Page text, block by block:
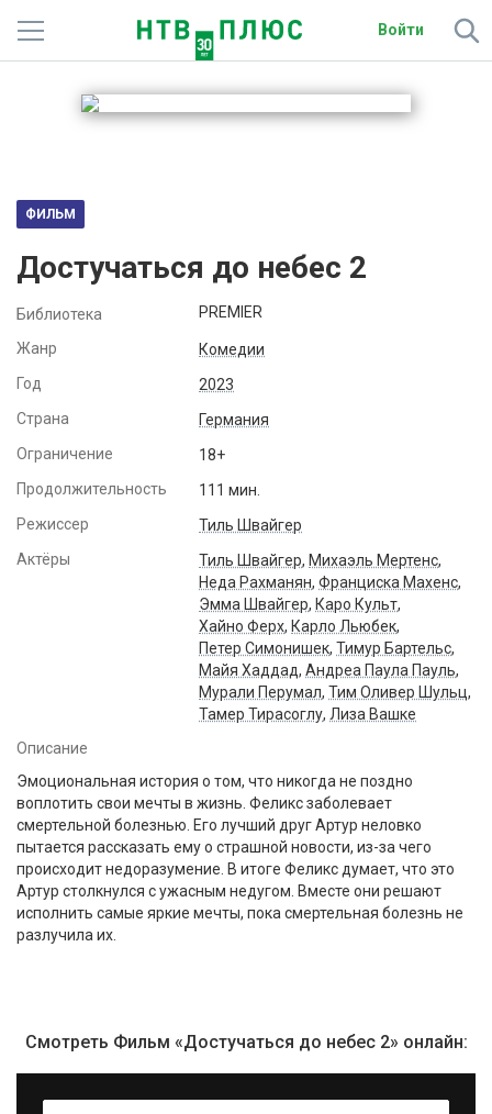
Войти
Телеканалы
Спутниковым абонентам
О сайте
Активировать промокод
ФИЛЬМ
Достучаться до небес 2
Библиотека PREMIER
Жанр
Комедии
Год
2023
Страна
Германия
Ограничение
18+
Продолжительность
111 мин.
Режиссер
Тиль Швайгер
Актёры
Тиль Швайгер, Михаэль Мертенс,
Неда Рахманян, Франциска Махенс,
Эмма Швайгер, Каро Культ,
Хайно Ферх, Карло Льюбек,
Петер Симонишек, Тимур Бартельс,
Майя Хаддад, Андреа Паула Пауль,
Мурали Перумал, Тим Оливер Шульц,
Тамер Тирасоглу, Лиза Вашке
Описание
Эмоциональная история о том, что никогда не поздно
воплотить свои мечты в жизнь. Феликс заболевает
смертельной болезнью. Его лучший друг Артур неловко
пытается рассказать ему о страшной новости, из-за чего
происходит недоразумение. В итоге Феликс думает, что это
Артур столкнулся с ужасным недугом. Вместе они решают
исполнить самые яркие мечты, пока смертельная болезнь не
разлучила их.
Смотреть Фильм «Достучаться до небес 2» онлайн: